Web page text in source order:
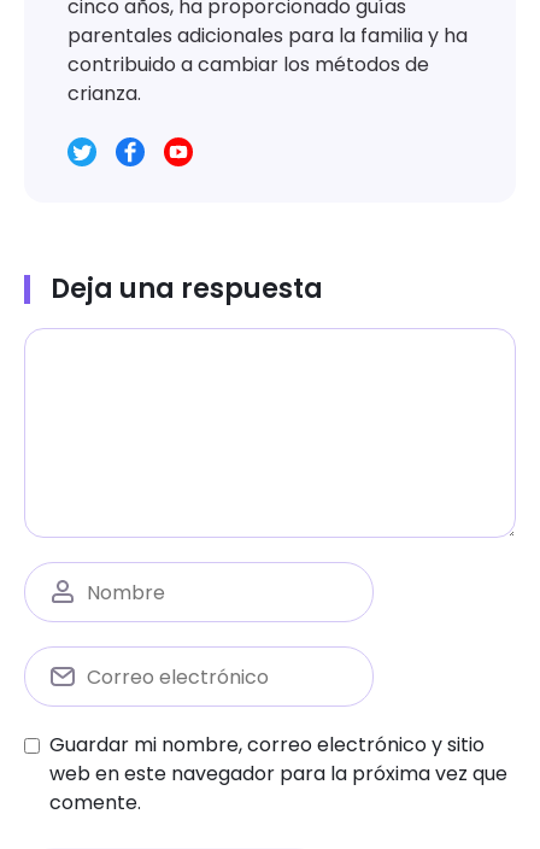
cinco años, ha proporcionado guías
parentales adicionales para la familia y ha
contribuido a cambiar los métodos de
crianza.
Deja una respuesta
Guardar mi nombre, correo electrónico y sitio
web en este navegador para la próxima vez que
comente.